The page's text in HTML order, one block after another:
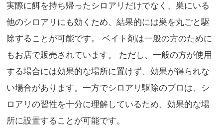
実際に餌を持ち帰ったシロアリだけでなく、巣にいる
他のシロアリにも効くため、結果的には巣を丸ごと駆
除することが可能です。 ベイト剤は一般の方のために
もお店で販売されています。 ただし、一般の方が使用
する場合には効果的な場所に置けず、効果が得られな
い場合があります。一方でシロアリ駆除のプロは、シ
ロアリの習性を十分に理解しているため、効果的な場
所に設置することが可能です。